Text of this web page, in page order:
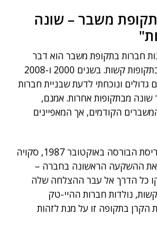
משבר – שונה
חברות בתקופת משבר הוא דבר
חיוני לקרנות המשקיעות בתקופות קשות. בשנים 2000 ו-2008
ונוכחתי לדעת שבניית חברות
מבתקופות אחרות. אמנם,
הקודמים, אך המאפיינים
לדברי פטרבורג, "אחרי קריסת הבורסה באוקטובר 1987, סקויה
את ההשקעה הראשונה בחברה –
כל הדרך אל עבר ההצלחה שלה
נולדות חברות ההיי-טק
הקרן בתקופה זו על מנת לזהות